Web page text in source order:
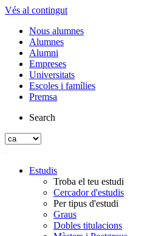
Vés al contingut
Nous alumnes
Alumnes
Alumni
Empreses
Universitats
Escoles i famílies
Premsa
Search
Estudis
Troba el teu estudi
Cercador d'estudis
Per tipus d'estudi
Graus
Dobles titulacions